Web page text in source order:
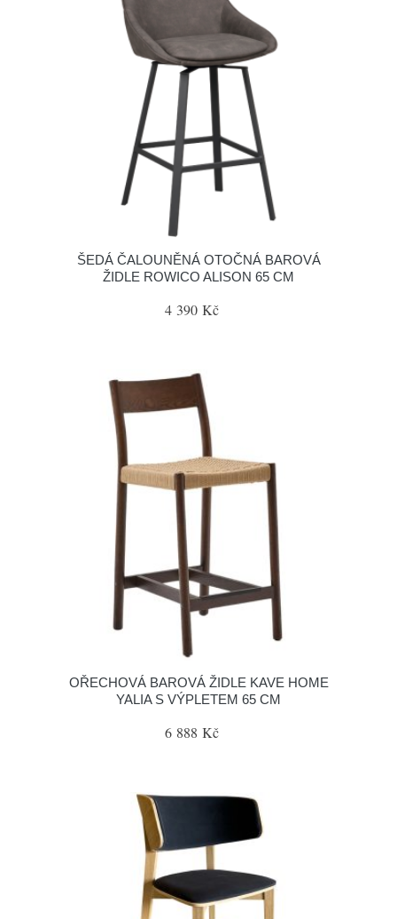
ŠEDÁ ČALOUNĚNÁ OTOČNÁ BAROVÁ
ŽIDLE ROWICO ALISON 65 CM
4 390 Kč
OŘECHOVÁ BAROVÁ ŽIDLE KAVE HOME
YALIA S VÝPLETEM 65 CM
6 888 Kč